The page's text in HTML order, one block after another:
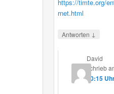
https://timte.org/
rnet.html
Antworten ↓
David
schrieb
20:15